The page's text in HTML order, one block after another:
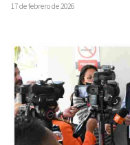
17 de febrero de 2026